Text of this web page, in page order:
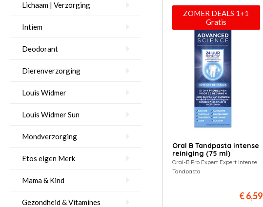
Lichaam | Verzorging
Intiem
Deodorant
Dierenverzorging
Louis Widmer
Louis Widmer Sun
Mondverzorging
Etos eigen Merk
Mama & Kind
Gezondheid & Vitamines
ZOMER DEALS 1+1
Gratis
Oral B Tandpasta intense
reiniging (75 ml)
Oral-B Pro Expert Expert Intense
Tandpasta
€ 6,59